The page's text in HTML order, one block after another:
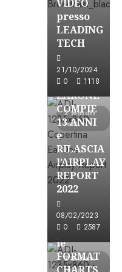
VIDEO
presso
LEADING
TECH
21/10/2024
0
1118
2 minuti
letti
Partnership
EARONE
COMPIE
13 ANNI
e
RILASCIA
l’AIRPLAY
REPORT
2022
08/02/2023
0
2587
3 minuti
letti
Partnership
le
FORMAT